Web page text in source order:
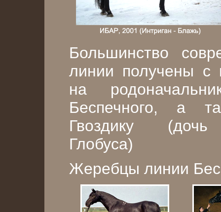
Большинство
линии получены с
на
Беспечного, а
Гвоздику (дочь
Глобуса)
Жеребцы линии